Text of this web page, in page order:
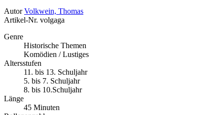
Autor Volkwein, Thomas
Artikel-Nr. volgaga
Genre
Historische Themen
Komödien / Lustiges
Altersstufen
11. bis 13. Schuljahr
5. bis 7. Schuljahr
8. bis 10.Schuljahr
Länge
45 Minuten